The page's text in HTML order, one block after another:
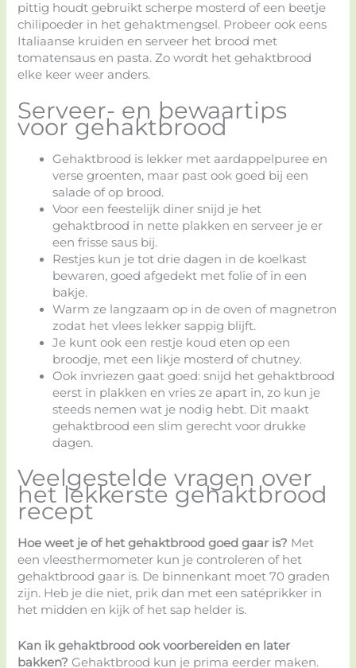
pittig houdt gebruikt scherpe mosterd of een beetje
chilipoeder in het gehaktmengsel. Probeer ook eens
Italiaanse kruiden en serveer het brood met
tomatensaus en pasta. Zo wordt het gehaktbrood
elke keer weer anders.
Serveer- en bewaartips
voor gehaktbrood
Gehaktbrood is lekker met aardappelpuree en
verse groenten, maar past ook goed bij een
salade of op brood.
Voor een feestelijk diner snijd je het
gehaktbrood in nette plakken en serveer je er
een frisse saus bij.
Restjes kun je tot drie dagen in de koelkast
bewaren, goed afgedekt met folie of in een
bakje.
Warm ze langzaam op in de oven of magnetron
zodat het vlees lekker sappig blijft.
Je kunt ook een restje koud eten op een
broodje, met een likje mosterd of chutney.
Ook invriezen gaat goed: snijd het gehaktbrood
eerst in plakken en vries ze apart in, zo kun je
steeds nemen wat je nodig hebt. Dit maakt
gehaktbrood een slim gerecht voor drukke
dagen.
Veelgestelde vragen over
het lekkerste gehaktbrood
recept
Hoe weet je of het gehaktbrood goed gaar is? Met
een vleesthermometer kun je controleren of het
gehaktbrood gaar is. De binnenkant moet 70 graden
zijn. Heb je die niet, prik dan met een satéprikker in
het midden en kijk of het sap helder is.
Kan ik gehaktbrood ook voorbereiden en later
bakken? Gehaktbrood kun je prima eerder maken.